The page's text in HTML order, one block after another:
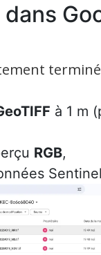
à 1 m
RGB,